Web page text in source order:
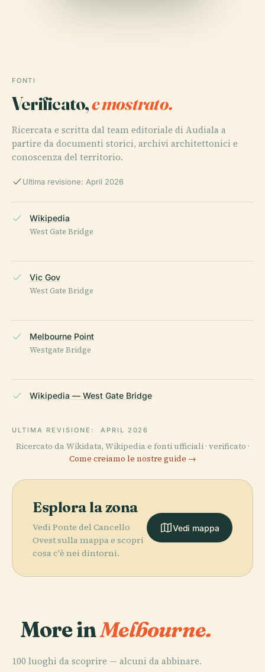
FONTI
Verificato,e mostrato.
Ricercata e scritta dal team editoriale di Audiala a
partire da documenti storici, archivi architettonici e
conoscenza del territorio.
Ultima revisione: April 2026
Wikipedia
West Gate Bridge
Vic Gov
West Gate Bridge
Melbourne Point
Westgate Bridge
Wikipedia — West Gate Bridge
ULTIMA REVISIONE: APRIL 2026
Ricercato da Wikidata, Wikipedia e fonti ufficiali · verificato ·
Come creiamo le nostre guide →
Esplora la zona
Vedi Ponte del Cancello
Ovest sulla mappa e scopri
cosa c'è nei dintorni.
Vedi mappa
More inMelbourne.
100 luoghi da scoprire — alcuni da abbinare.